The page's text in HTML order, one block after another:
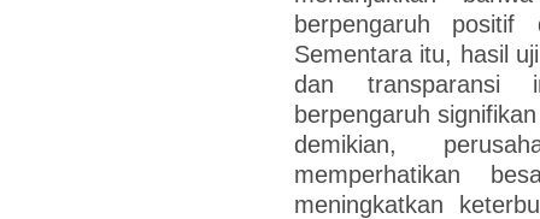
berpengaruh
Sementara itu, hasil
dan transparansi
berpengaruh
demikian,
memperhatikan
meningkatkan